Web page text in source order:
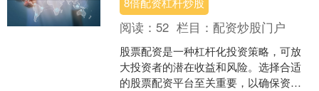
阅读： 52 栏目：配资炒股门户
股票配资是一种杠杆化投资策略，可放
大投资者的潜在收益和风险。选择合适
的股票配资平台至关重要，以确保资金